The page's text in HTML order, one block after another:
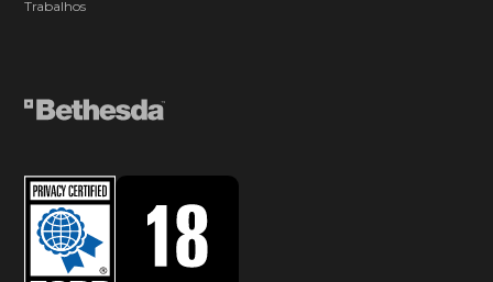
Trabalhos